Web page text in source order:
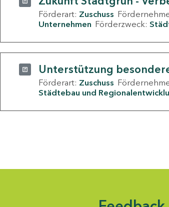
Förderart: Zuschuss
Unternehmen Förderzweck:
Unterstützung
Förderart: Zuschuss
Städtebau und